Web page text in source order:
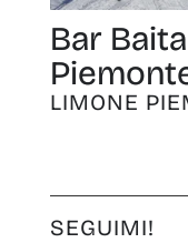
Bar
LIMONE
SEGUIMI!